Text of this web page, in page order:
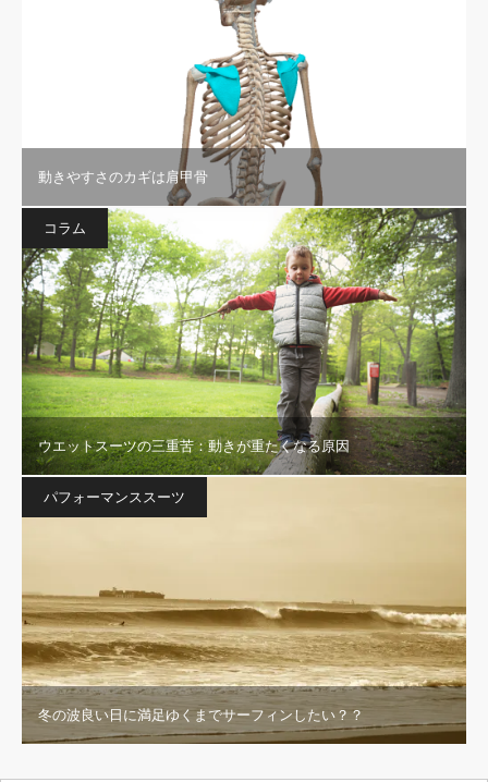
動きやすさのカギは肩甲骨
コラム
ウエットスーツの三重苦：動きが重たくなる原因
パフォーマンススーツ
冬の波良い日に満足ゆくまでサーフィンしたい？？